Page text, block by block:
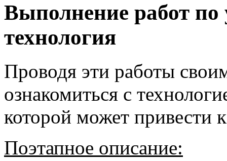
Выполнение работ по
технология
Проводя эти работы
ознакомиться с
которой может привести
Поэтапное описание: